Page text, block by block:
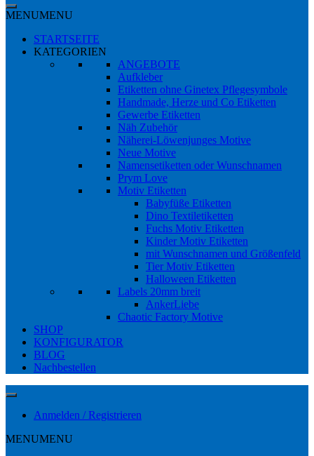
MENUMENU
STARTSEITE
KATEGORIEN
ANGEBOTE
Aufkleber
Etiketten ohne Ginetex Pflegesymbole
Handmade, Herze und Co Etiketten
Gewerbe Etiketten
Näh Zubehör
Näherei-Löwenjunges Motive
Neue Motive
Namensetiketten oder Wunschnamen
Prym Love
Motiv Etiketten
Babyfüße Etiketten
Dino Textiletiketten
Fuchs Motiv Etiketten
Kinder Motiv Etiketten
mit Wunschnamen und Größenfeld
Tier Motiv Etiketten
Halloween Etiketten
Labels 20mm breit
AnkerLiebe
Chaotic Factory Motive
SHOP
KONFIGURATOR
BLOG
Nachbestellen
Anmelden / Registrieren
MENUMENU